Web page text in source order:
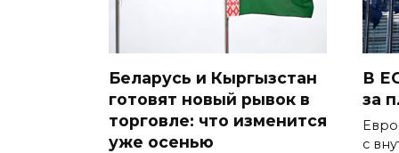
Беларусь и Кыргызстан
готовят новый рывок в
торговле: что изменится
уже осенью
В
за
с